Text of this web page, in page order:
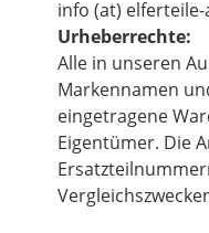
info (at)
Urheberrechte:
Alle in unseren
Markennamen
eingetragene
Eigentümer. Die